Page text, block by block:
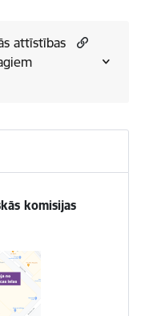
attīstības
komisijas